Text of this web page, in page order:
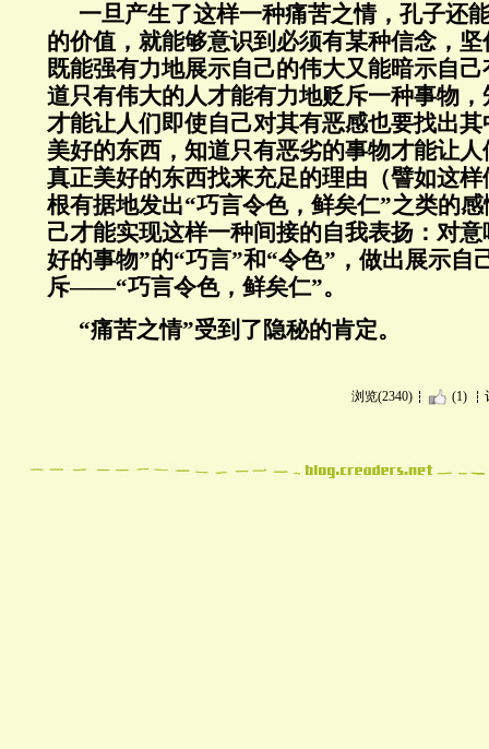
一旦产生了这样一种痛苦之情，孔子还
的价值，就能够意识到必须有某种信念，
既能强有力地展示自己的伟大又能暗示自
道只有伟大的人才能有力地贬斥一种事物
才能让人们即使自己对其有恶感也要找出
美好的东西，知道只有恶劣的事物才能让
真正美好的东西找来充足的理由（譬如这
根有据地发出“巧言令色，鲜矣仁”之类的
己才能实现这样一种间接的自我表扬：对
好的事物”的“巧言”和“令色”，做出展示自
斥——“巧言令色，鲜矣仁”。
“痛苦之情”受到了隐秘的肯定。
浏览(2340) (1)